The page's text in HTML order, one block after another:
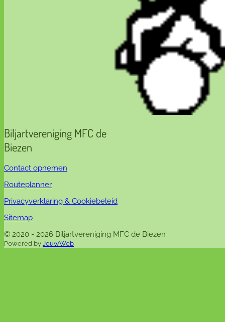
Biljartvereniging MFC de
Biezen
Contact opnemen
Routeplanner
Privacyverklaring & Cookiebeleid
Sitemap
© 2020 - 2026 Biljartvereniging MFC de Biezen
Powered by JouwWeb